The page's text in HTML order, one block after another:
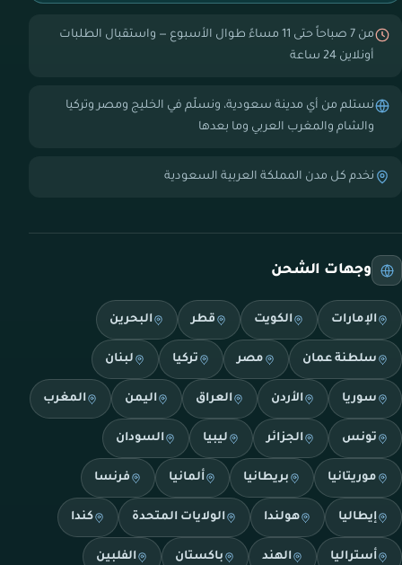
من 7 صباحاً حتى 11 مساءً طوال الأسبوع — واستقبال الطلبات
أونلاين 24 ساعة
نستلم من أي مدينة سعودية، ونسلّم في الخليج ومصر وتركيا
والشام والمغرب العربي وما بعدها
نخدم كل مدن المملكة العربية السعودية
وجهات الشحن
الإمارات الكويت قطر البحرين
سلطنة عمان مصر تركيا لبنان
سوريا الأردن العراق اليمن المغرب
تونس الجزائر ليبيا السودان
موريتانيا بريطانيا ألمانيا فرنسا
إيطاليا هولندا الولايات المتحدة كندا
أستراليا الهند باكستان الفلبين